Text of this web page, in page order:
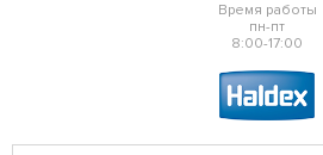
Время работы
пн-пт
8:00-17:00